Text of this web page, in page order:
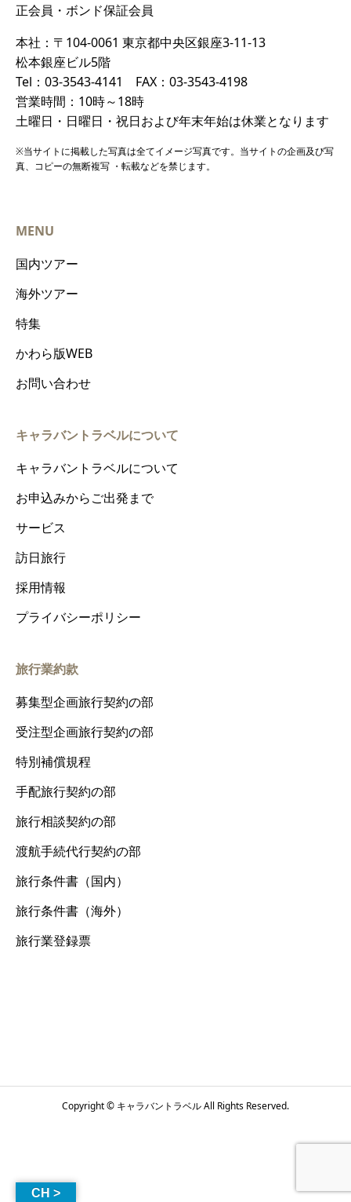
正会員・ボンド保証会員
本社：〒104-0061 東京都中央区銀座3-11-13
松本銀座ビル5階
Tel：03-3543-4141 FAX：03-3543-4198
営業時間：10時～18時
土曜日・日曜日・祝日および年末年始は休業となります
※当サイトに掲載した写真は全てイメージ写真です。当サイトの企画及び写
真、コピーの無断複写 ・転載などを禁じます。
MENU
国内ツアー
海外ツアー
特集
かわら版WEB
お問い合わせ
キャラバントラベルについて
キャラバントラベルについて
お申込みからご出発まで
サービス
訪日旅行
採用情報
プライバシーポリシー
旅行業約款
募集型企画旅行契約の部
受注型企画旅行契約の部
特別補償規程
手配旅行契約の部
旅行相談契約の部
渡航手続代行契約の部
旅行条件書（国内）
旅行条件書（海外）
旅行業登録票
Copyright © キャラバントラベル All Rights Reserved.
CH >